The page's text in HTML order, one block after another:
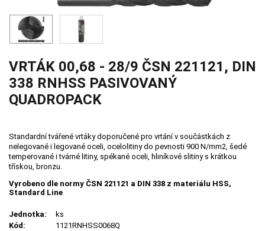
VRTÁK 00,68 - 28/9 ČSN 221121, DIN
338 RNHSS PASIVOVANÝ
QUADROPACK
Standardní tvářené vrtáky doporučené pro vrtání v součástkách z
nelegované i legované oceli, ocelolitiny do pevnosti 900 N/mm2, šedé
temperované i tvárné litiny, spékané oceli, hliníkové slitiny s krátkou
třískou, bronzu.
Vyrobeno dle normy ČSN 221121 a DIN 338 z materiálu HSS,
Standard Line
Jednotka:
ks
Kód:
1121RNHSS0068Q